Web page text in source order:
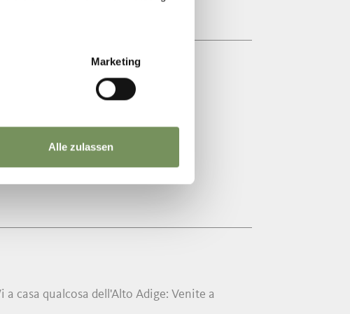
Marketing
Alle zulassen
casa qualcosa dell'Alto Adige: Venite a